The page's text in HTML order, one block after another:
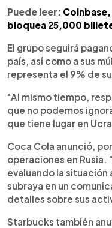
Puede leer:
bloquea 25,000
El grupo seguirá
país, así como a sus
representa el 9% de
"Al mismo tiempo,
que no podemos
que tiene lugar en
Coca Cola anunció,
operaciones en Rusia.
evaluando la
subraya en un
detalles sobre sus
Starbucks también